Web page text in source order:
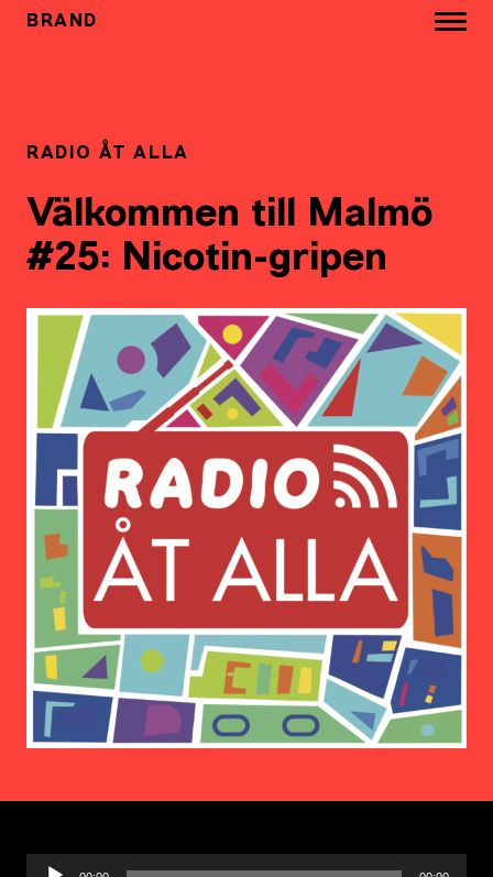
BRAND
RADIO ÅT ALLA
Välkommen till Malmö
#25: Nicotin-gripen
Ljudspelare